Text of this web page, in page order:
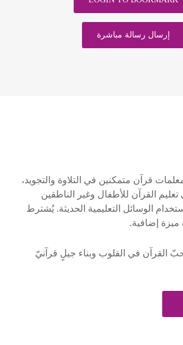
إرسال رسالة مباشرة
قرآن متمكنين في التلاوة والتجويد،
القرآن للأطفال وغير الناطقين
الوسائل التعليمية الحديثة. يُشترط
ميزة إضافية.
القرآن في القلوب وبناء جيلٍ قرآنيّ